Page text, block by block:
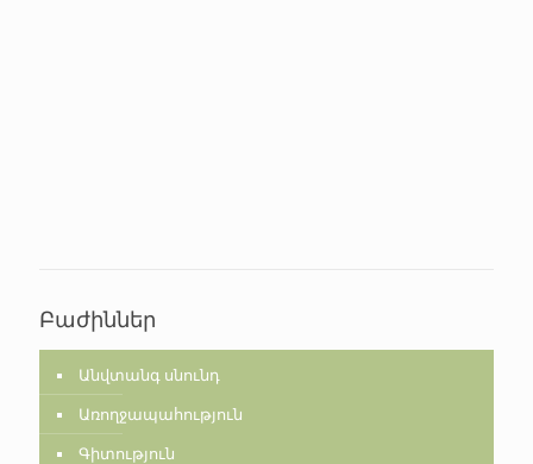
Բաժիններ
Անվտանգ սնունդ
Առողջապահություն
Գիտություն